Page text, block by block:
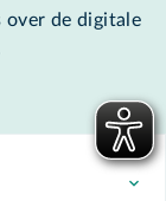
over de digitale